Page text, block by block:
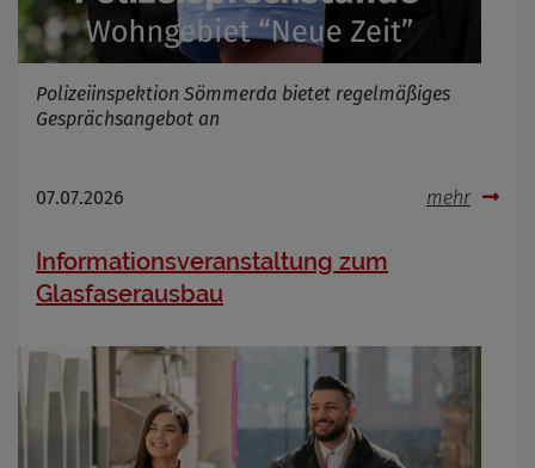
Polizeiinspektion Sömmerda bietet regelmäßiges
Gesprächsangebot an
07.07.2026 mehr
Informationsveranstaltung zum
Glasfaserausbau